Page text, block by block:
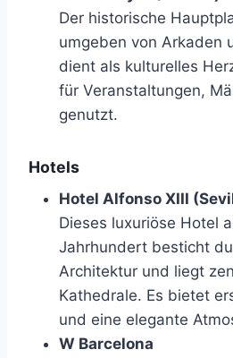
Der historische
umgeben von Arkaden
dient als kulturelles
für Veranstaltungen,
genutzt.
Hotels
Hotel Alfonso XIII
Dieses luxuriöse Hotel
Jahrhundert besticht
Architektur und liegt
Kathedrale. Es bietet
und eine elegante
W Barcelona